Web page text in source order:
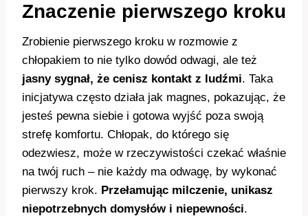
Znaczenie pierwszego kroku
Zrobienie pierwszego kroku w rozmowie z
chłopakiem to nie tylko dowód odwagi, ale też
jasny sygnał, że cenisz kontakt z ludźmi. Taka
inicjatywa często działa jak magnes, pokazując, że
jesteś pewna siebie i gotowa wyjść poza swoją
strefę komfortu. Chłopak, do którego się
odezwiesz, może w rzeczywistości czekać właśnie
na twój ruch – nie każdy ma odwagę, by wykonać
pierwszy krok. Przełamując milczenie, unikasz
niepotrzebnych domysłów i niepewności.